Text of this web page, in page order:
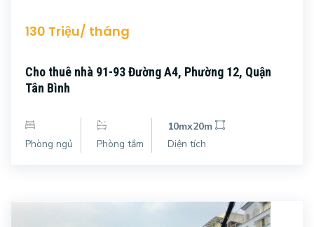
130 Triệu/ tháng
Cho thuê nhà 91-93 Đường A4, Phường 12, Quận
Tân Bình
Phòng ngủ Phòng tắm
10mx20m
Diện tích